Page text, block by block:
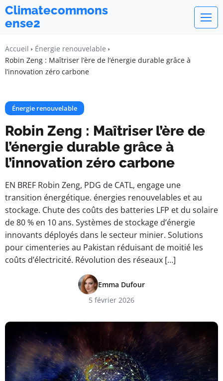
Climatecommons
ense2
Accueil
Énergie renouvelable
Robin Zeng : Maîtriser l’ère de l’énergie durable grâce à
l’innovation zéro carbone
Énergie renouvelable
Robin Zeng : Maîtriser l’ère de
l’énergie durable grâce à
l’innovation zéro carbone
EN BREF Robin Zeng, PDG de CATL, engage une
transition énergétique. énergies renouvelables et au
stockage. Chute des coûts des batteries LFP et du solaire
de 80 % en 10 ans. Systèmes de stockage d’énergie
innovants déployés dans le secteur minier. Solutions
pour cimenteries au Pakistan réduisant de moitié les
coûts d’électricité. Révolution des réseaux […]
Emma Dufour
5 février 2026